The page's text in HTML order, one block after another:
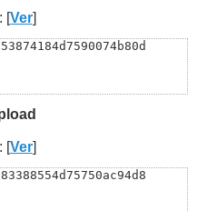
[Ver]
[Ver]